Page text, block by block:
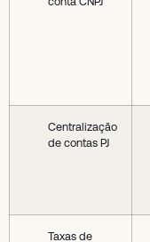
Centralização
de contas PJ
Taxas de